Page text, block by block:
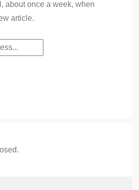
about once a week, when
article.